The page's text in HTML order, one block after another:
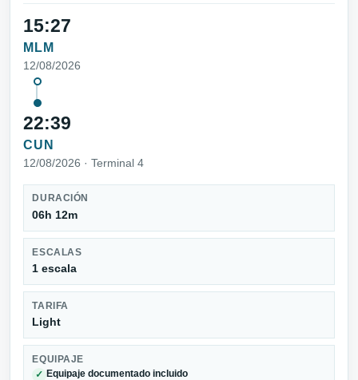
15:27
MLM
12/08/2026
22:39
CUN
12/08/2026 · Terminal 4
DURACIÓN
06h 12m
ESCALAS
1 escala
TARIFA
Light
EQUIPAJE
✓ Equipaje documentado incluido